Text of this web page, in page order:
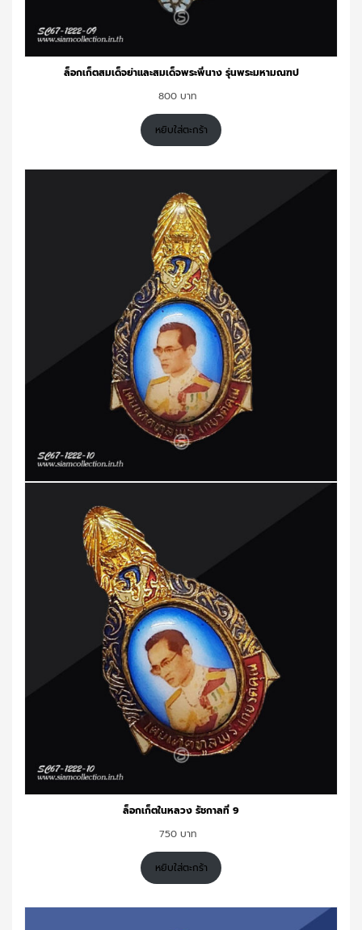
ล็อกเก็ตสมเด็จย่าและสมเด็จพระพี่นาง รุ่นพระมหามณฑป
800
หยิบใส่ตะกร้า
ล็อกเก็ตในหลวง รัชกาลที่ 9
750
หยิบใส่ตะกร้า